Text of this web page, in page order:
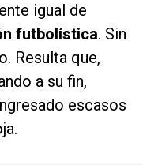
igual de
futbolística. Sin
Resulta que,
a su fin,
escasos